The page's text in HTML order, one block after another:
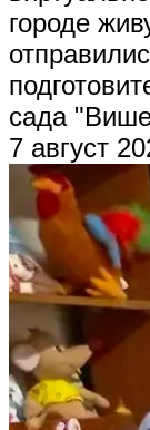
городе
сада
7 август